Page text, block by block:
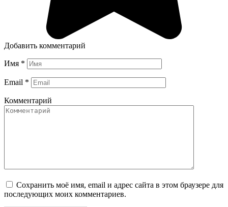
Добавить комментарий
Имя *
Email *
Комментарий
Сохранить моё имя, email и адрес сайта в этом браузере для
последующих моих комментариев.